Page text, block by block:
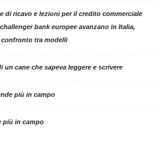
di ricavo e lezioni per il credito commerciale
bank europee avanzano in Italia,
confronto tra modelli
un cane che sapeva leggere e scrivere
più in campo
più in campo